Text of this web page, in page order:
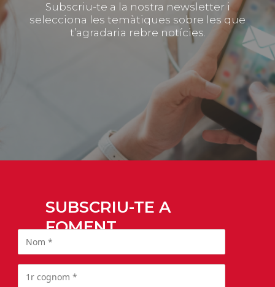
Subscriu-te a la nostra newsletter i
selecciona les temàtiques sobre les que
t’agradaria rebre notícies.
SUBSCRIU-TE A
FOMENT